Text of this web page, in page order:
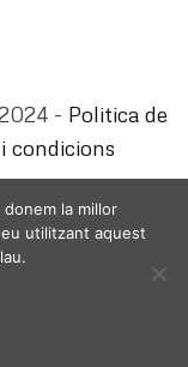
- Politica de
condicions
la millor
utilitzant aquest